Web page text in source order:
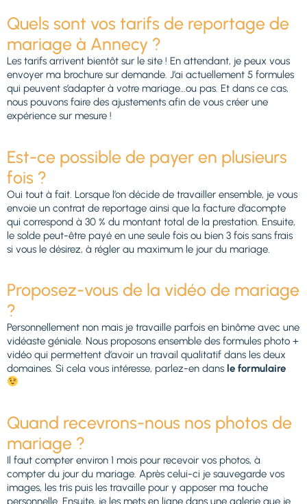
Quels sont vos tarifs de reportage de
mariage à Annecy ?
Les tarifs arrivent bientôt sur le site ! En attendant, je peux vous
envoyer ma brochure sur demande. J’ai actuellement 5 formules
qui peuvent s’adapter à votre mariage…ou pas. Et dans ce cas,
nous pouvons faire des ajustements afin de vous créer une
expérience sur mesure !
Est-ce possible de payer en plusieurs
fois ?
Oui tout à fait. Lorsque l’on décide de travailler ensemble, je vous
envoie un contrat de reportage ainsi que la facture d’acompte
qui correspond à 30 % du montant total de la prestation. Ensuite,
le solde peut-être payé en une seule fois ou bien 3 fois sans frais
si vous le désirez, à régler au maximum le jour du mariage.
Proposez-vous de la vidéo de mariage
?
Personnellement non mais je travaille parfois en binôme avec une
vidéaste géniale. Nous proposons ensemble des formules photo +
vidéo qui permettent d’avoir un travail qualitatif dans les deux
domaines. Si cela vous intéresse, parlez-en dans le formulaire
Quand recevrons-nous nos photos de
mariage ?
Il faut compter environ 1 mois pour recevoir vos photos, à
compter du jour du mariage. Après celui-ci je sauvegarde vos
images, les tris puis les travaille pour y apposer ma touche
personnelle. Ensuite, je les mets en ligne dans une galerie que je